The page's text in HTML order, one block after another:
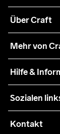
Über Craft
Nachhaltigkeit
Mehr von
Teamwear
Zusammenarbeit
Press
Hilfe &
Retouren
Kundendienst
Sozialen
Kontakt